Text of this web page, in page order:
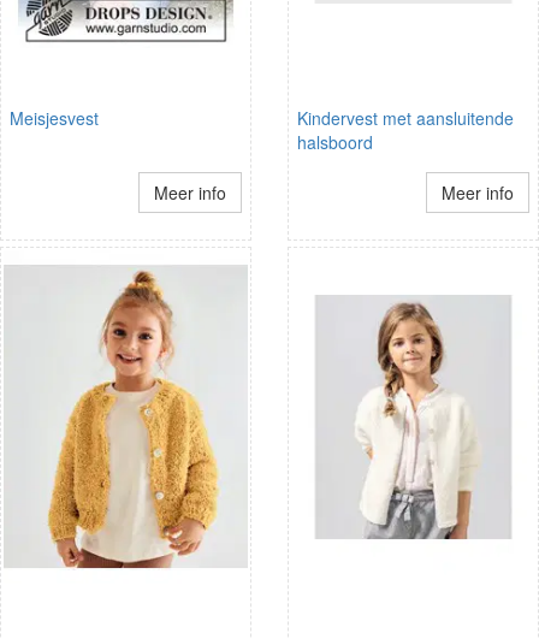
Meisjesvest
Meer info
Kindervest met aansluitende
halsboord
Meer info